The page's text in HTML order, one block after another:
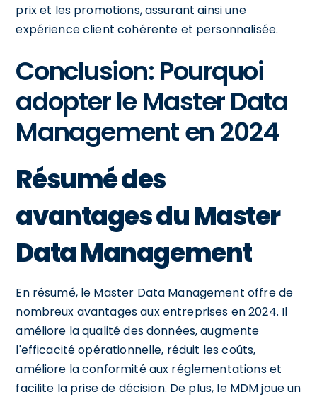
prix et les promotions, assurant ainsi une
expérience client cohérente et personnalisée.
Conclusion: Pourquoi
adopter le Master Data
Management en 2024
Résumé des
avantages du Master
Data Management
En résumé, le Master Data Management offre de
nombreux avantages aux entreprises en 2024. Il
améliore la qualité des données, augmente
l'efficacité opérationnelle, réduit les coûts,
améliore la conformité aux réglementations et
facilite la prise de décision. De plus, le MDM joue un